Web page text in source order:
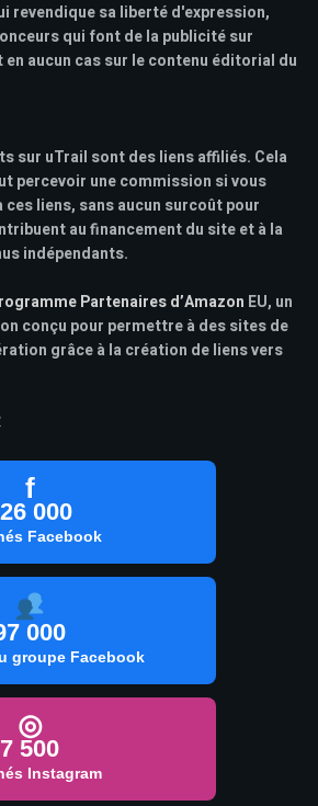
revendique sa liberté d'expression,
qui font de la publicité sur
aucun cas sur le contenu éditorial du
sur uTrail sont des liens affiliés. Cela
percevoir une commission si vous
liens, sans aucun surcoût pour
au financement du site et à la
indépendants.
Partenaires d’Amazon EU, un
conçu pour permettre à des sites de
grâce à la création de liens vers
f
000
Facebook
000
groupe Facebook
◎
7 500
Instagram